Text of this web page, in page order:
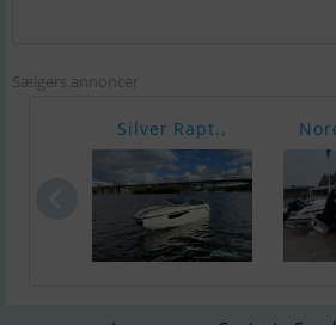
Sælgers annoncer
Silver Rapt..